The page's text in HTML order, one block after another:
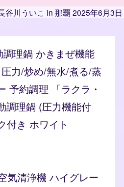
谷川ういこ in 那覇 2025年6月3日
理鍋 かきまぜ機能
力/炒め/無水/煮る/蒸
予約調理 「ラクラ・
調理鍋 (圧力機能付
付き ホワイト
気清浄機 ハイグレー